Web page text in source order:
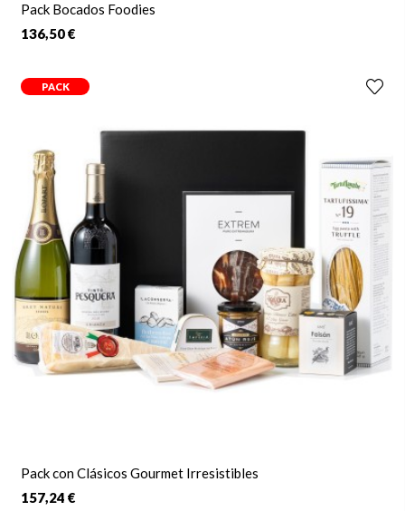
Pack Bocados Foodies
136,50 €
PACK
Pack con Clásicos Gourmet Irresistibles
157,24 €